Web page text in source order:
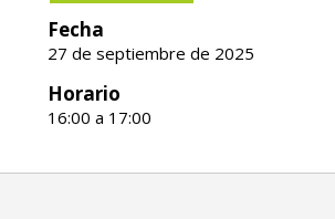
Fecha
27 de septiembre de 2025
Horario
16:00 a 17:00